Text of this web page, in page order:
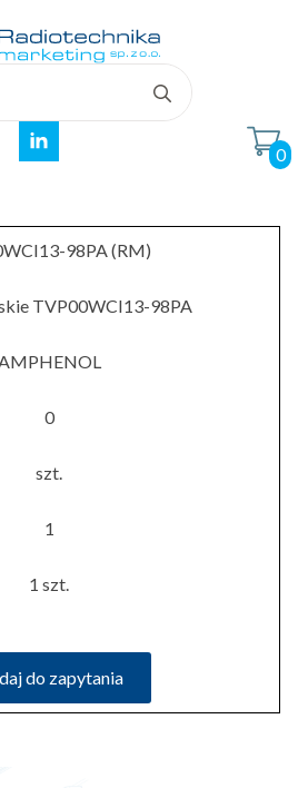
for:
0
98PA (RM)
TVP00WCI13-98PA
0
szt.
1
1 szt.
do zapytania